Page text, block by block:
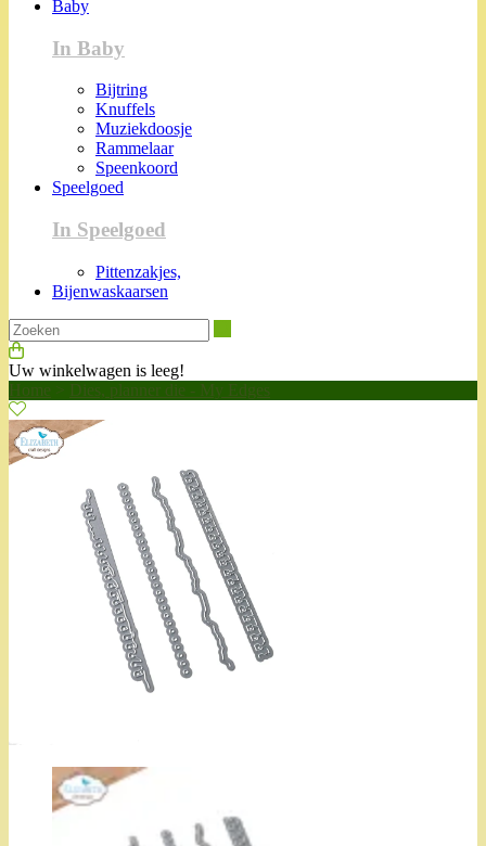
Baby
In Baby
Bijtring
Knuffels
Muziekdoosje
Rammelaar
Speenkoord
Speelgoed
In Speelgoed
Pittenzakjes,
Bijenwaskaarsen
Uw winkelwagen is leeg!
Home
Dies, planner die - My Edges